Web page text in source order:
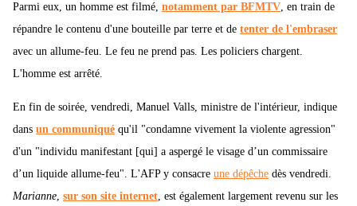
Parmi eux, un homme est filmé, notamment par BFMTV, en train de
répandre le contenu d'une bouteille par terre et de tenter de l'embraser
avec un allume-feu. Le feu ne prend pas. Les policiers chargent.
L'homme est arrêté.
En fin de soirée, vendredi, Manuel Valls, ministre de l'intérieur, indique
dans un communiqué qu'il "condamne vivement la violente agression"
d'un "individu manifestant [qui] a aspergé le visage d’un commissaire
d’un liquide allume-feu". L'AFP y consacre une dépêche dès vendredi.
Marianne, sur son site internet, est également largement revenu sur les